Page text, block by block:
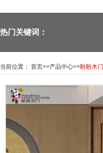
热门关键词：
当前位置： 首页>>产品中心>>盼盼木